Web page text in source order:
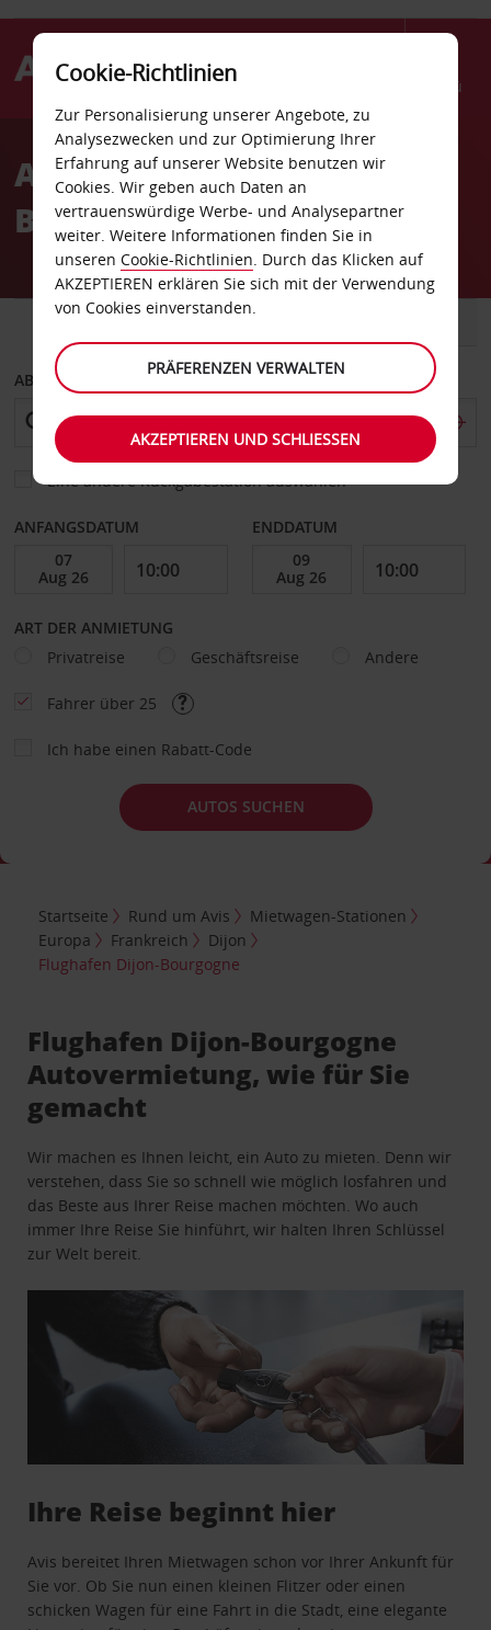
Menü
AvisAutovermietung Dijon-
Bourgogne Flughafen
ABHOLEN VON
Eine andere Rückgabestation auswählen
ANFANGSDATUM ENDDATUM
ART DER ANMIETUNG
Privatreise
Geschäftsreise Andere
Fahrer über 25
Ich habe einen Rabatt-Code
AUTOS SUCHEN
Startseite Rund um Avis
Mietwagen-Stationen
Europa
Frankreich
Dijon
Flughafen Dijon-Bourgogne
Flughafen Dijon-Bourgogne
Autovermietung, wie für Sie
gemacht
Wir machen es Ihnen leicht, ein Auto zu mieten. Denn wir
verstehen, dass Sie so schnell wie möglich losfahren und
das Beste aus Ihrer Reise machen möchten. Wo auch
immer Ihre Reise Sie hinführt, wir halten Ihren Schlüssel
zur Welt bereit.
Ihre Reise beginnt hier
Avis bereitet Ihren Mietwagen schon vor Ihrer Ankunft für
Sie vor. Ob Sie nun einen kleinen Flitzer oder einen
schicken Wagen für eine Fahrt in die Stadt, eine elegante
Cookie-Richtlinien
Zur Personalisierung unserer Angebote, zu
Analysezwecken und zur Optimierung Ihrer
Erfahrung auf unserer Website benutzen wir
Cookies. Wir geben auch Daten an
vertrauenswürdige Werbe- und Analysepartner
weiter. Weitere Informationen finden Sie in
unseren Cookie-Richtlinien. Durch das Klicken auf
AKZEPTIEREN erklären Sie sich mit der Verwendung
von Cookies einverstanden.
PRÄFERENZEN VERWALTEN
AKZEPTIEREN UND SCHLIESSEN